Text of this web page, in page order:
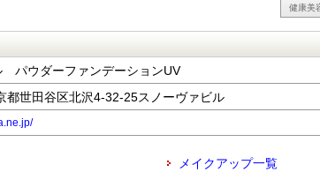
健康美
パウダーファンデーションUV
世田谷区北沢4-32-25スノーヴァビル
メイクアップ一覧